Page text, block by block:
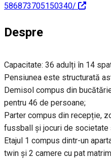
586873705150340/
Despre
Capacitate: 36 adulți în 14
Pensiunea este structurată
Demisol compus din
pentru 46 de persoane;
Parter compus din recepție,
fussball și jocuri de societate
Etajul 1 compus dintr-un
twin și 2 camere cu pat